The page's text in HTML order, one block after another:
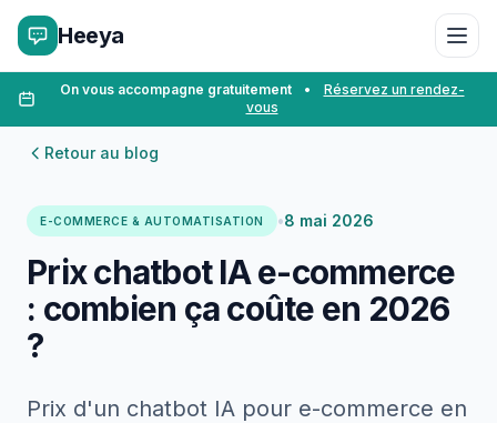
Heeya
On vous accompagne gratuitement •
Réservez un rendez-
vous
Retour au blog
E-COMMERCE & AUTOMATISATION •8 mai 2026
Prix chatbot IA e-commerce
: combien ça coûte en 2026
?
Prix d'un chatbot IA pour e-commerce en